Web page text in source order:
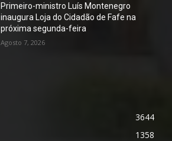
Primeiro-ministro Luís Montenegro
inaugura Loja do Cidadão de Fafe na
próxima segunda-feira
Agosto 7, 2026
3644
1358